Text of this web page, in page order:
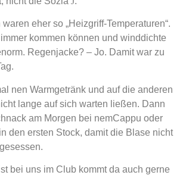
eher so „Heizgriff-Temperaturen“.
kommen können und winddichte
Regenjacke? – Jo. Damit war zu
nen Warmgetränk und auf die anderen
lange auf sich warten ließen. Dann
am Morgen bei nemCappu oder
den ersten Stock, damit die Blase nicht
bei uns im Club kommt da auch gerne